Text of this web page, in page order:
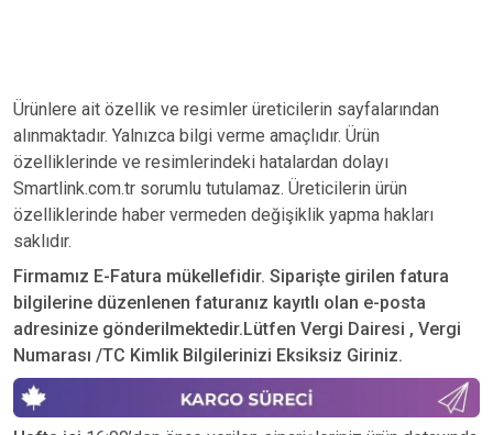
Ürünlere ait özellik ve resimler üreticilerin sayfalarından
alınmaktadır. Yalnızca bilgi verme amaçlıdır. Ürün
özelliklerinde ve resimlerindeki hatalardan dolayı
Smartlink.com.tr sorumlu tutulamaz. Üreticilerin ürün
özelliklerinde haber vermeden değişiklik yapma hakları
saklıdır.
Firmamız E-Fatura mükellefidir. Siparişte girilen fatura
bilgilerine düzenlenen faturanız kayıtlı olan e-posta
adresinize gönderilmektedir.Lütfen Vergi Dairesi , Vergi
Numarası /TC Kimlik Bilgilerinizi Eksiksiz Giriniz.